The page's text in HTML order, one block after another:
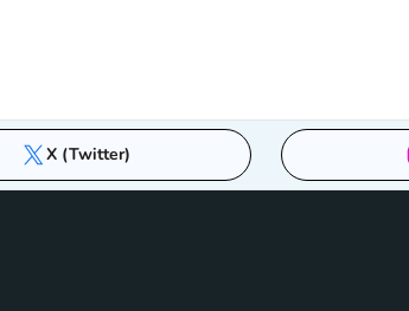
X (Twitter)